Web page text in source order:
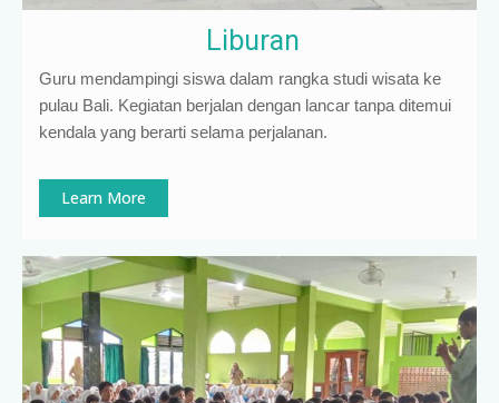
Liburan
Guru mendampingi siswa dalam rangka studi wisata ke
pulau Bali. Kegiatan berjalan dengan lancar tanpa ditemui
kendala yang berarti selama perjalanan.
Learn More